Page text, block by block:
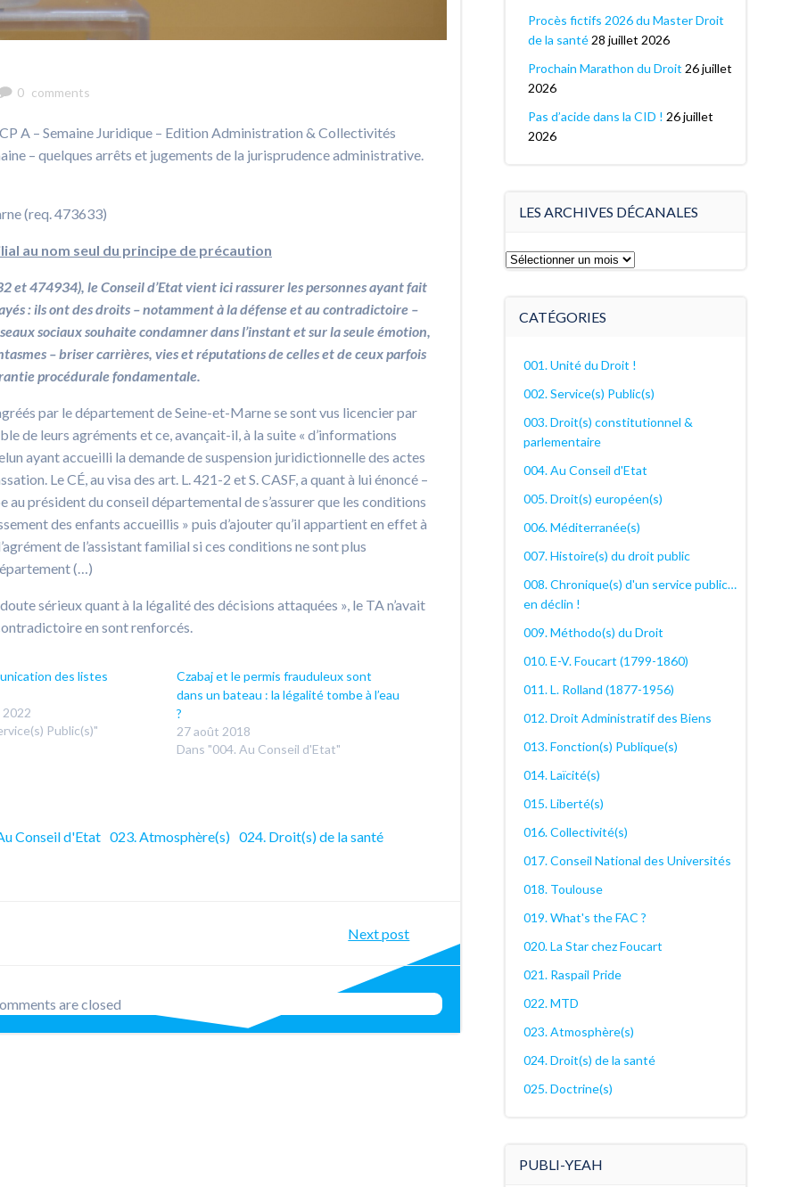
0 comments
A – Semaine Juridique – Edition Administration & Collectivités
– quelques arrêts et jugements de la jurisprudence administrative.
(req. 473633)
au nom seul du principe de précaution
et 474934), le Conseil d’Etat vient ici rassurer les personnes ayant fait
: ils ont des droits – notamment à la défense et au contradictoire –
sociaux souhaite condamner dans l’instant et sur la seule émotion,
– briser carrières, vies et réputations de celles et de ceux parfois
procédurale fondamentale.
par le département de Seine-et-Marne se sont vus licencier par
de leurs agréments et ce, avançait-il, à la suite « d’informations
ayant accueilli la demande de suspension juridictionnelle des actes
Le CÉ, au visa des art. L. 421-2 et S. CASF, a quant à lui énoncé –
au président du conseil départemental de s’assurer que les conditions
des enfants accueillis » puis d’ajouter qu’il appartient en effet à
de l’assistant familial si ces conditions ne sont plus
(…)
sérieux quant à la légalité des décisions attaquées », le TA n’avait
en sont renforcés.
des listes
Public(s)"
Czabaj et le permis frauduleux sont
dans un bateau : la légalité tombe à l’eau
?
27 août 2018
Dans "004. Au Conseil d'Etat"
Conseil d'Etat 023. Atmosphère(s) 024. Droit(s) de la santé
Post
navigation
Next post
are closed
Procès fictifs 2026 du Master Droit
de la santé 28 juillet 2026
Prochain Marathon du Droit 26 juillet
2026
Pas d’acide dans la CID ! 26 juillet
2026
LES ARCHIVES DÉCANALES
Les
CATÉGORIES
001. Unité du Droit !
002. Service(s) Public(s)
003. Droit(s) constitutionnel &
parlementaire
004. Au Conseil d'Etat
005. Droit(s) européen(s)
006. Méditerranée(s)
007. Histoire(s) du droit public
008. Chronique(s) d'un service public…
en déclin !
009. Méthodo(s) du Droit
010. E-V. Foucart (1799-1860)
011. L. Rolland (1877-1956)
012. Droit Administratif des Biens
013. Fonction(s) Publique(s)
014. Laïcité(s)
015. Liberté(s)
016. Collectivité(s)
017. Conseil National des Universités
018. Toulouse
019. What's the FAC ?
020. La Star chez Foucart
021. Raspail Pride
022. MTD
023. Atmosphère(s)
024. Droit(s) de la santé
025. Doctrine(s)
PUBLI-YEAH